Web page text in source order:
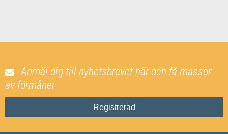
Anmäl dig till nyhetsbrevet här och få massor
av förmåner
Registrerad